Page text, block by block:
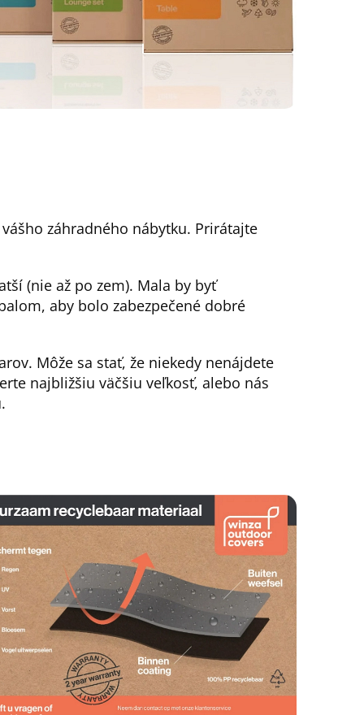
záhradného nábytku. Prirátajte
(nie až po zem). Mala by byť
aby bolo zabezpečené dobré
Môže sa stať, že niekedy nenájdete
najbližšiu väčšiu veľkosť, alebo nás